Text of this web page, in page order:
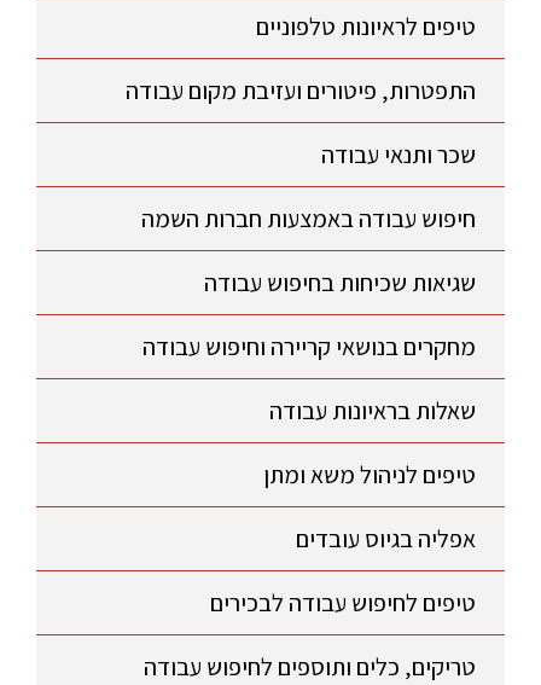
טיפים לראיונות טלפוניים
התפטרות, פיטורים ועזיבת מקום עבודה
שכר ותנאי עבודה
חיפוש עבודה באמצעות חברות השמה
שגיאות שכיחות בחיפוש עבודה
מחקרים בנושאי קריירה וחיפוש עבודה
שאלות בראיונות עבודה
טיפים לניהול משא ומתן
אפליה בגיוס עובדים
טיפים לחיפוש עבודה לבכירים
טריקים, כלים ותוספים לחיפוש עבודה